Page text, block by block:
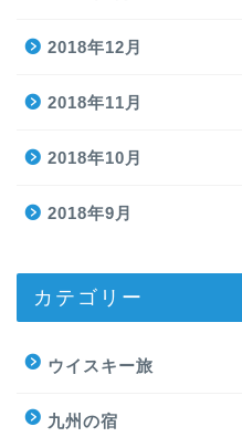
2018年12月
2018年11月
2018年10月
2018年9月
カテゴリー
ウイスキー旅
九州の宿